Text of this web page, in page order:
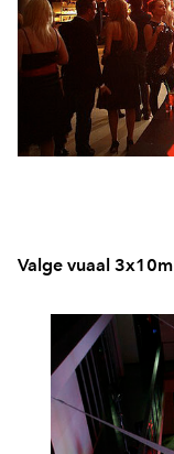
Valge vuaal 3x10m